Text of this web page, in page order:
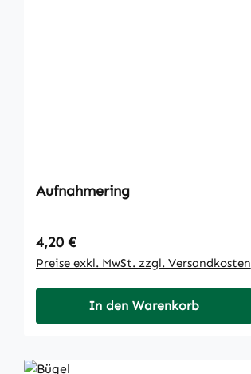
Aufnahmering
Regulärer Preis:
4,20 €
Preise exkl. MwSt. zzgl. Versandkosten
In den Warenkorb